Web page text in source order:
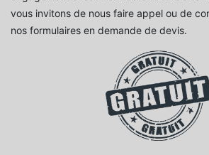
vous invitons de nous faire appel ou de
nos formulaires en demande de devis.